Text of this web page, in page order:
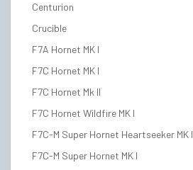
Centurion
Crucible
F7A Hornet MK I
F7C Hornet MK I
F7C Hornet Mk II
F7C Hornet Wildfire MK I
F7C-M Super Hornet Heartseeker MK I
F7C-M Super Hornet MK I